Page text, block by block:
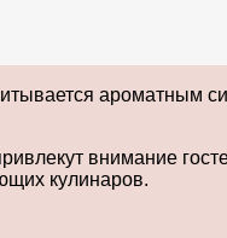
ароматным
внимание
кулинаров.